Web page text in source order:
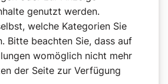
und Offenbarung
fragen sollten, warum uns die
anschaut oder gar verlacht,
genutzt werden.
welche Kategorien Sie
Bitte beachten Sie, dass auf
womöglich nicht mehr
der Seite zur Verfügung